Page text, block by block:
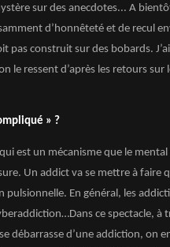
sur des anecdotes... A
d’honnêteté et de recul
pas construit sur des bobards.
le ressent d’après les retours sur
» ?
est un mécanisme que le
Un addict va se mettre à faire
pulsionnelle. En général, les
ce spectacle,
débarrasse d’une addiction, on